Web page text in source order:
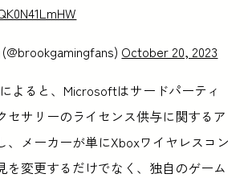
October 20, 2023
よると、Microsoftはサードパーティ
セサリーのライセンス供与に関するア
、メーカーが単にXboxワイヤレスコン
を変更するだけでなく、独自のゲーム